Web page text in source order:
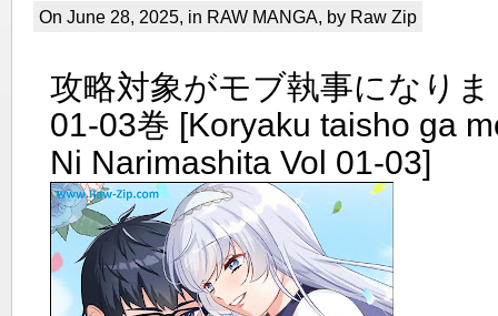
On June 28, 2025, in RAW MANGA, by Raw Zip
攻略対象がモブ執事になり
01-03巻 [Koryaku taisho ga
Ni Narimashita Vol 01-03]